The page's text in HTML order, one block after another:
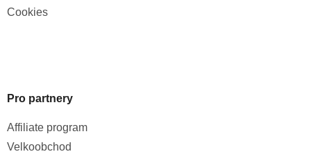
Cookies
Pro partnery
Affiliate program
Velkoobchod